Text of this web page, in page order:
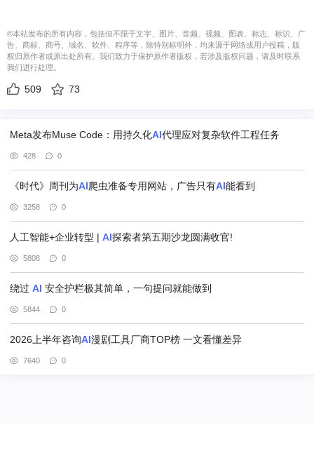
©本站发布的所有内容，包括但不限于文字、图片、音频、视频、图表、标志、标识、广
告、商标、商号、域名、软件、程序等，除特别标明外，均来源于网络或用户投稿，版
权归原作者或原出处所有。我们致力于保护原作者版权，若涉及版权问题，请及时联系
我们进行处理。
509 73
Meta发布Muse Code：用持久化AI代理应对复杂软件工程任务
428 0
《时代》周刊为AI爬虫准备专用网站，广告只有AI能看到
3258 0
人工智能+企业转型 | AI探索者第五期沙龙圆满收官!
5808 0
绕过 AI 安全护栏极其简单，一句提问就能做到
5844 0
2026上半年咨询AI漫剧工具厂商TOP榜 一文看懂差异
7640 0